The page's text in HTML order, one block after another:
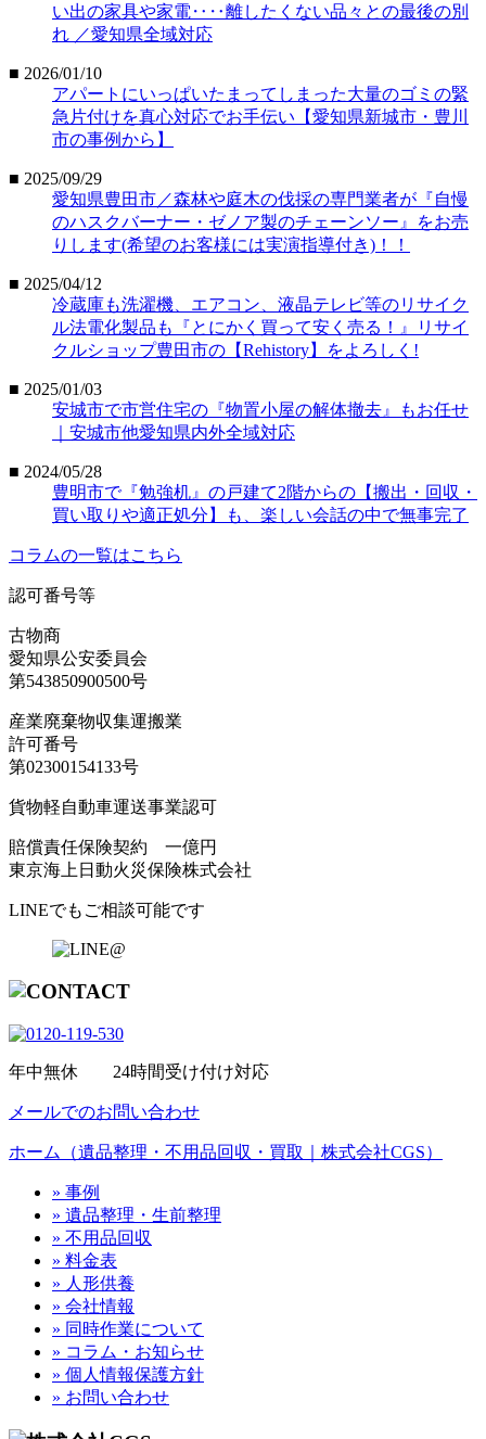
い出の家具や家電‥‥離したくない品々との最後の別
れ ／愛知県全域対応
■ 2026/01/10
アパートにいっぱいたまってしまった大量のゴミの緊
急片付けを真心対応でお手伝い【愛知県新城市・豊川
市の事例から】
■ 2025/09/29
愛知県豊田市／森林や庭木の伐採の専門業者が『自慢
のハスクバーナー・ゼノア製のチェーンソー』をお売
りします(希望のお客様には実演指導付き)！！
■ 2025/04/12
冷蔵庫も洗濯機、エアコン、液晶テレビ等のリサイク
ル法電化製品も『とにかく買って安く売る！』リサイ
クルショップ豊田市の【Rehistory】をよろしく!
■ 2025/01/03
安城市で市営住宅の『物置小屋の解体撤去』もお任せ
｜安城市他愛知県内外全域対応
■ 2024/05/28
豊明市で『勉強机』の戸建て2階からの【搬出・回収・
買い取りや適正処分】も、楽しい会話の中で無事完了
コラムの一覧はこちら
認可番号等
古物商
愛知県公安委員会
第543850900500号
産業廃棄物収集運搬業
許可番号
第02300154133号
貨物軽自動車運送事業認可
賠償責任保険契約 一億円
東京海上日動火災保険株式会社
LINEでもご相談可能です
年中無休 24時間受け付け対応
メールでのお問い合わせ
ホーム（遺品整理・不用品回収・買取｜株式会社CGS）
» 事例
» 遺品整理・生前整理
» 不用品回収
» 料金表
» 人形供養
» 会社情報
» 同時作業について
» コラム・お知らせ
» 個人情報保護方針
» お問い合わせ